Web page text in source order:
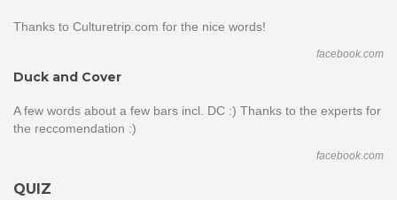
Thanks to Culturetrip.com for the nice words!
facebook.com
Duck and Cover
A few words about a few bars incl. DC :) Thanks to the experts for
the reccomendation :)
facebook.com
QUIZ